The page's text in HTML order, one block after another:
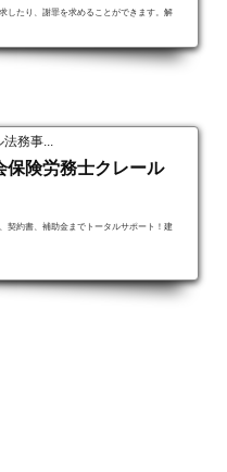
したり、謝罪を求めることができます。解
法務事...
保険労務士クレール
契約書、補助金までトータルサポート！建